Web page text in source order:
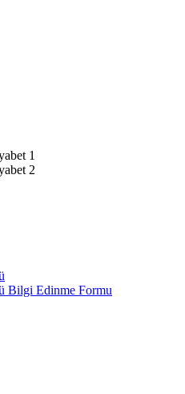
Bilgi Edinme Formu